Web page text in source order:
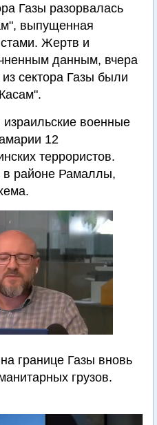
Газы разорвалась
выпущенная
Жертв и
данным, вчера
сектора Газы были
военные
12
террористов.
в районе Рамаллы,
границе Газы вновь
грузов.